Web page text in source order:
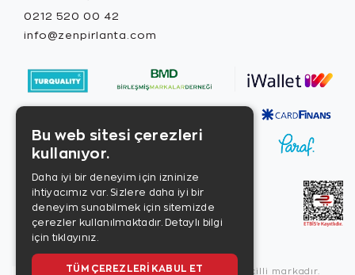
0212 520 00 42
info@zenpirlanta.com
Copyright © 2026, Zen Diamond tescilli markadır.
Bu web sitesi çerezleri
kullanıyor.
Daha iyi bir deneyim için izninize
ihtiyacımız var. Sizlere daha iyi bir
deneyim sunabilmek için sitemizde
çerezler kullanılmaktadır. Detaylı bilgi
için tıklayınız.
TÜM ÇEREZLERI KABUL ET